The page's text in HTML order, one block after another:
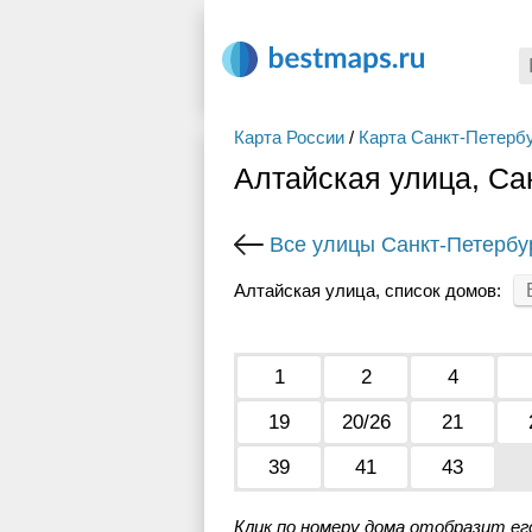
Карта России / Карта Санкт-
Алтайская улица,
Все улицы Санкт-
Алтайская улица, список домов:
1 2 4
19
20/26 21
39
41 43
Клик по номеру дома отобразит